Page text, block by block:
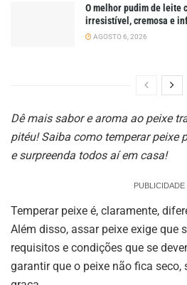
O melhor pudim de leite
irresistível, cremosa e
AGOSTO 6, 2026
Dê mais sabor e aroma ao peixe
pitéu! Saiba como temperar peixe
e surpreenda todos aí em casa!
PUBLICIDADE
Temperar peixe é, claramente,
Além disso, assar peixe exige que
requisitos e condições que se
garantir que o peixe não fica seco,